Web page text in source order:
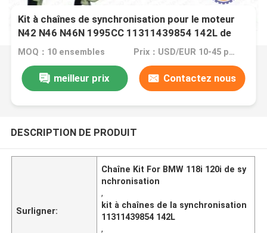
Kit à chaînes de synchronisation pour le moteur
N42 N46 N46N 1995CC 11311439854 142L de
BMW 118i 120i X1 X3 Z4 316i 318i 318ti 320i 18i
MOQ：10 ensembles Prix：USD/EUR 10-45 per set
meilleur prix Contactez nous
DESCRIPTION DE PRODUIT
Surligner:
Chaîne Kit For BMW 118i 120i de sy
nchronisation
,
kit à chaînes de la synchronisation
11311439854 142L
,